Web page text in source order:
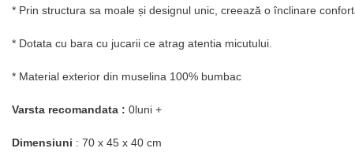
* Prin structura sa moale și designul unic, creează o înclinare
* Dotata cu bara cu jucarii ce atrag atentia micutului.
* Material exterior din muselina 100% bumbac
Varsta recomandata : 0luni +
Dimensiuni : 70 x 45 x 40 cm